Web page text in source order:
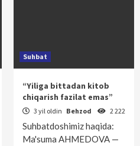
Suhbat
“Yiliga bittadan kitob
chiqarish fazilat emas”
3 yil oldin Behzod 2 222
Suhbatdoshimiz haqida:
Ma'suma AHMEDOVA —